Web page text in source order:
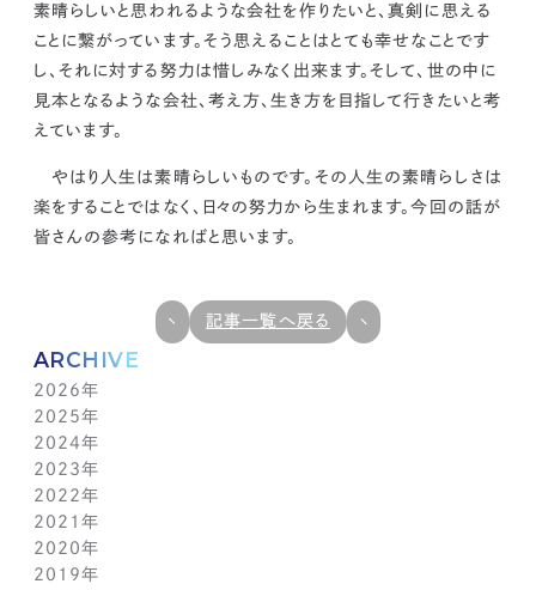
ARCHIVE
2026年
7月(1)
6月(1)
5月(1)
4月(1)
3月(1)
2月(1)
1月(1)
2025年
12月(1)
11月(1)
10月(1)
9月(1)
8月(1)
7月(1)
2024年
11月(1)
10月(1)
9月(1)
8月(1)
7月(1)
2023年
11月(1)
10月(1)
9月(1)
8月(1)
2022年
11月(1)
10月(1)
9月(1)
2021年
11月(1)
10月(1)
2020年
11月(2)
2019年
素晴らしいと思われるような会社を作りたいと、真剣に思える
ことに繋がっています。そう思えることはとても幸せなことです
し、それに対する努力は惜しみなく出来ます。そして、世の中に
見本となるような会社、考え方、生き方を目指して行きたいと考
えています。
やはり人生は素晴らしいものです。 その人生の素晴らしさは
楽をすることではなく、日々の努力から生まれます。今回の話が
皆さんの参考になればと思います。
記事一覧へ戻る